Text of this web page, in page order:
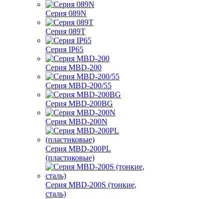
Серия 089N
Серия 089T
Серия IP65
Серия MBD-200
Серия MBD-200/55
Серия MBD-200BG
Серия MBD-200N
Серия MBD-200PL
(пластиковые)
Серия MBD-200S (тонкие,
сталь)